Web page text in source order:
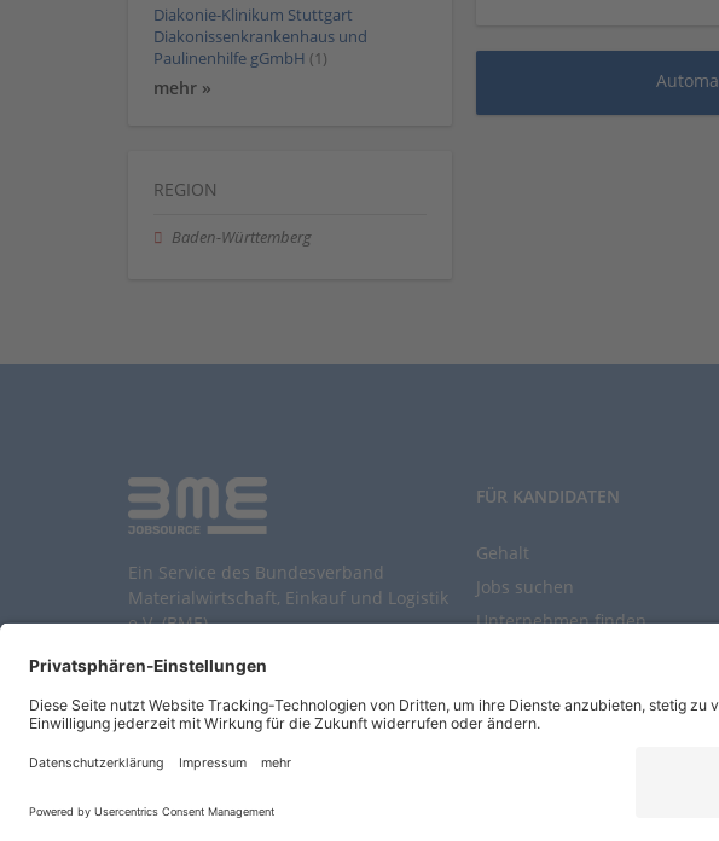
Diakonie-Klinikum Stuttgart
Diakonissenkrankenhaus und
Paulinenhilfe gGmbH (1)
mehr »
REGION
Baden-Württemberg
Ein Service des Bundesverband
Materialwirtschaft, Einkauf und Logistik
e.V. (BME)
FÜR KANDIDATEN
Gehalt
Jobs suchen
Unternehmen finden
Entwickelt durchJobiqo